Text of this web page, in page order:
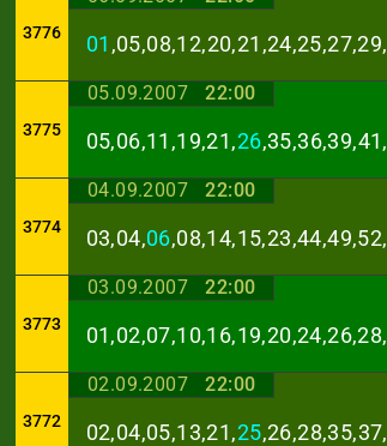
3776 01 ,05,08,12,20,21,24,25,27,29,
3775
05.09.2007 22:00
05,06,11,19,21,26,35,36,39,41,
3774
04.09.2007 22:00
03,04,06,08,14,15,23,44,49,52,
3773
03.09.2007 22:00
01,02,07,10,16,19,20,24,26,28,
3772
02.09.2007 22:00
02,04,05,13,21,25,26,28,35,37,